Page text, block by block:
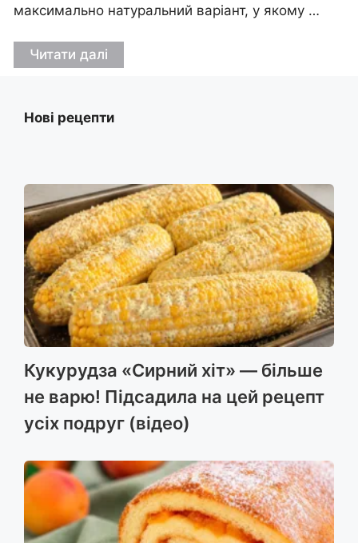
максимально натуральний варіант, у якому …
Читати далі
Нові рецепти
Кукурудза «Сирний хіт» — більше
не варю! Підсадила на цей рецепт
усіх подруг (відео)